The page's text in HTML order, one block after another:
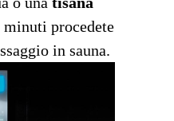
procedete
in sauna.